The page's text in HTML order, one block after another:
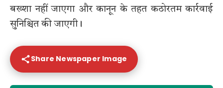
बख्शा नहीं जाएगा और कानून के तहत कठोरतम कार्रवाई
सुनिश्चित की जाएगी।
Share Newspaper Image